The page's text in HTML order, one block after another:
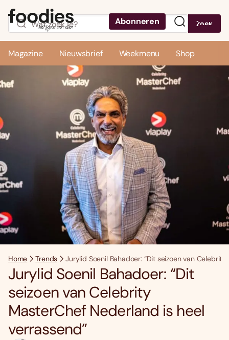
Abonneren Zoek
Magazine Nieuwsbrief Weekmenu Shop
Home Trends Jurylid Soenil Bahadoer: “Dit seizoen van
Jurylid Soenil Bahadoer: “Dit
seizoen van Celebrity
MasterChef Nederland is heel
verrassend”